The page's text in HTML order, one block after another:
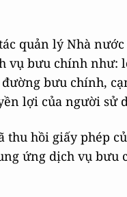
quản lý Nhà
vụ bưu chính như:
bưu chính,
lợi của người sử
hồi giấy phép
ứng dịch vụ bưu